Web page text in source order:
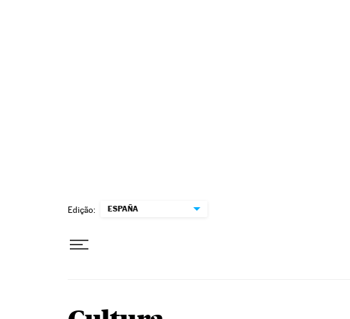
Edição: ESPAÑA